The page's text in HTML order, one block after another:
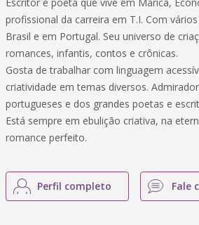
profissional da carreira em T.I. Com
Brasil e em Portugal. Seu universo de
romances, infantis, contos e crônicas.
Gosta de trabalhar com linguagem
criatividade em temas diversos.
portugueses e dos grandes poetas e
Está sempre em ebulição criativa, na
romance perfeito.
Perfil completo Fale